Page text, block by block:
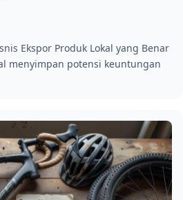
Ekspor Produk Lokal yang Benar
menyimpan potensi keuntungan